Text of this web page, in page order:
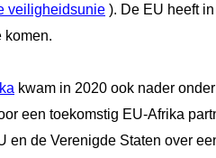
veiligheidsunie ). De EU heeft
komen.
kwam in 2020 ook nader
een toekomstig EU-Afrika
en de Verenigde Staten over